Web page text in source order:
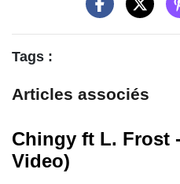
Tags :
Articles associés
Chingy ft L. Frost
Video)